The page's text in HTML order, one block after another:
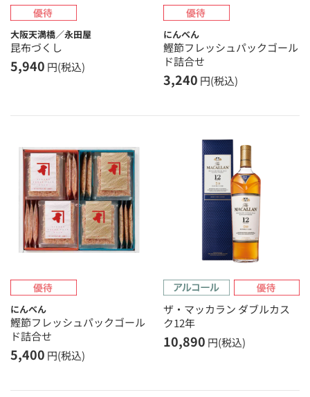
大阪天満橋／永田屋
昆布づくし
5,940 円(税込)
にんべん
鰹節フレッシュパックゴール
ド詰合せ
3,240 円(税込)
にんべん
鰹節フレッシュパックゴール
ド詰合せ
5,400 円(税込)
ザ・マッカラン ダブルカス
ク12年
10,890 円(税込)